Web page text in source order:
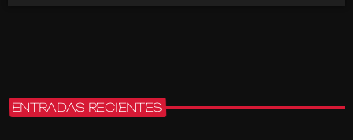
ENTRADAS RECIENTES